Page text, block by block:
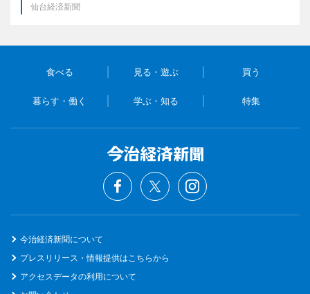
仙台経済新聞
食べる 見る・遊ぶ 買う
暮らす・働く 学ぶ・知る 特集
今治経済新聞について
プレスリリース・情報提供はこちらから
アクセスデータの利用について